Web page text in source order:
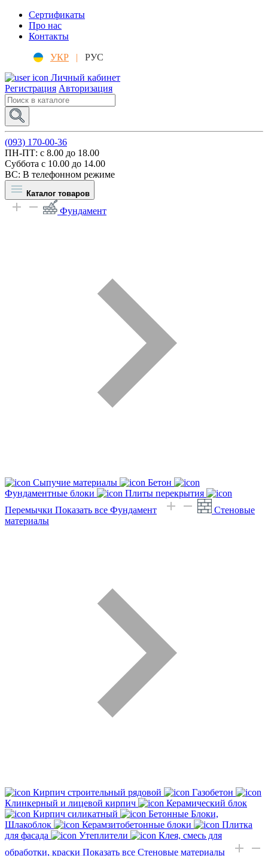
Сертификаты
Про нас
Контакты
УКР |
РУС
Личный кабинет
Регистрация Авторизация
(093) 170-00-36
ПН-ПТ: c 8.00 до 18.00
Суббота с 10.00 до 14.00
ВС: В телефонном режиме
Каталог товаров
Фундамент
Сыпучие материалы
Бетон
Фундаментные блоки
Плиты перекрытия
Перемычки Показать все Фундамент
Стеновые
материалы
Кирпич строительный рядовой
Газобетон
Клинкерный и лицевой кирпич
Керамический блок
Кирпич силикатный
Бетонные Блоки,
Шлакоблок
Керамзитобетонные блоки
Плитка
для фасада
Утеплители
Клея, смесь для
обработки, краски Показать все Стеновые материалы